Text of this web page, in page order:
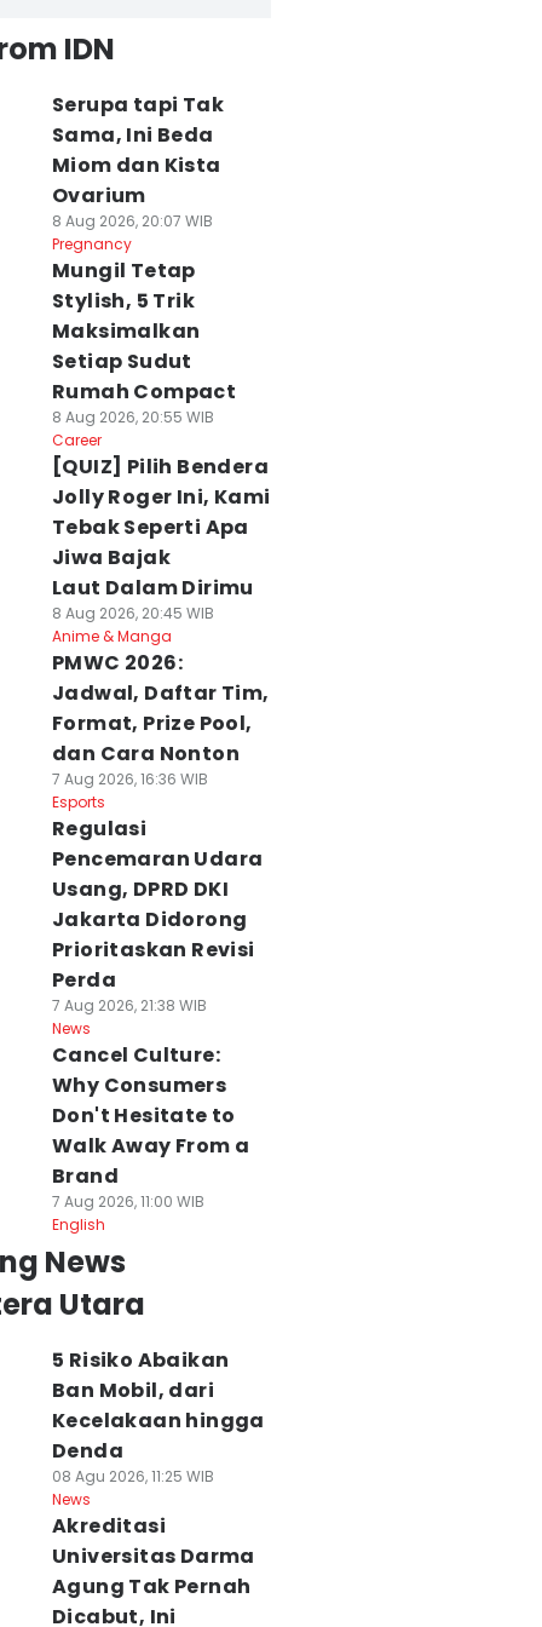
IDN
Serupa tapi Tak
Sama, Ini Beda
Miom dan Kista
Ovarium
8 Aug 2026, 20:07 WIB
Pregnancy
Mungil Tetap
Stylish, 5 Trik
Maksimalkan
Setiap Sudut
Rumah Compact
8 Aug 2026, 20:55 WIB
Career
[QUIZ] Pilih Bendera
Jolly Roger Ini, Kami
Tebak Seperti Apa
Jiwa Bajak
Laut Dalam Dirimu
8 Aug 2026, 20:45 WIB
Anime & Manga
PMWC 2026:
Jadwal, Daftar Tim,
Format, Prize Pool,
dan Cara Nonton
7 Aug 2026, 16:36 WIB
Esports
Regulasi
Pencemaran Udara
Usang, DPRD DKI
Jakarta Didorong
Prioritaskan Revisi
Perda
7 Aug 2026, 21:38 WIB
News
Cancel Culture:
Why Consumers
Don't Hesitate to
Walk Away From a
Brand
7 Aug 2026, 11:00 WIB
English
News
Utara
5 Risiko Abaikan
Ban Mobil, dari
Kecelakaan hingga
Denda
08 Agu 2026, 11:25 WIB
News
Akreditasi
Universitas Darma
Agung Tak Pernah
Dicabut, Ini